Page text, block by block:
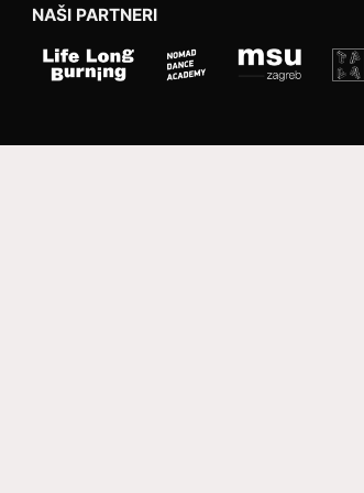
NAŠI PARTNERI